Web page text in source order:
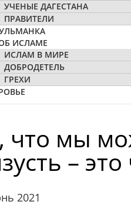
УЧЕНЫЕ ДАГЕСТАНА
ПРАВИТЕЛИ
ИСЛАМЕ
ИСЛАМ В МИРЕ
ДОБРОДЕТЕЛЬ
ГРЕХИ
что мы
–
2021